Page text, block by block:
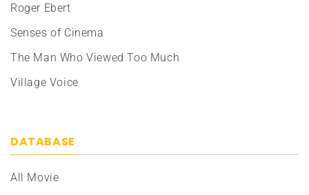
Roger Ebert
Senses of Cinema
The Man Who Viewed Too Much
Village Voice
DATABASE
All Movie